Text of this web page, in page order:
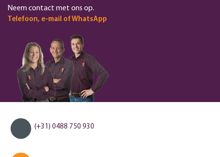
Neem contact met ons op.
Telefoon, e-mail of WhatsApp
(+31) 0488 750 930